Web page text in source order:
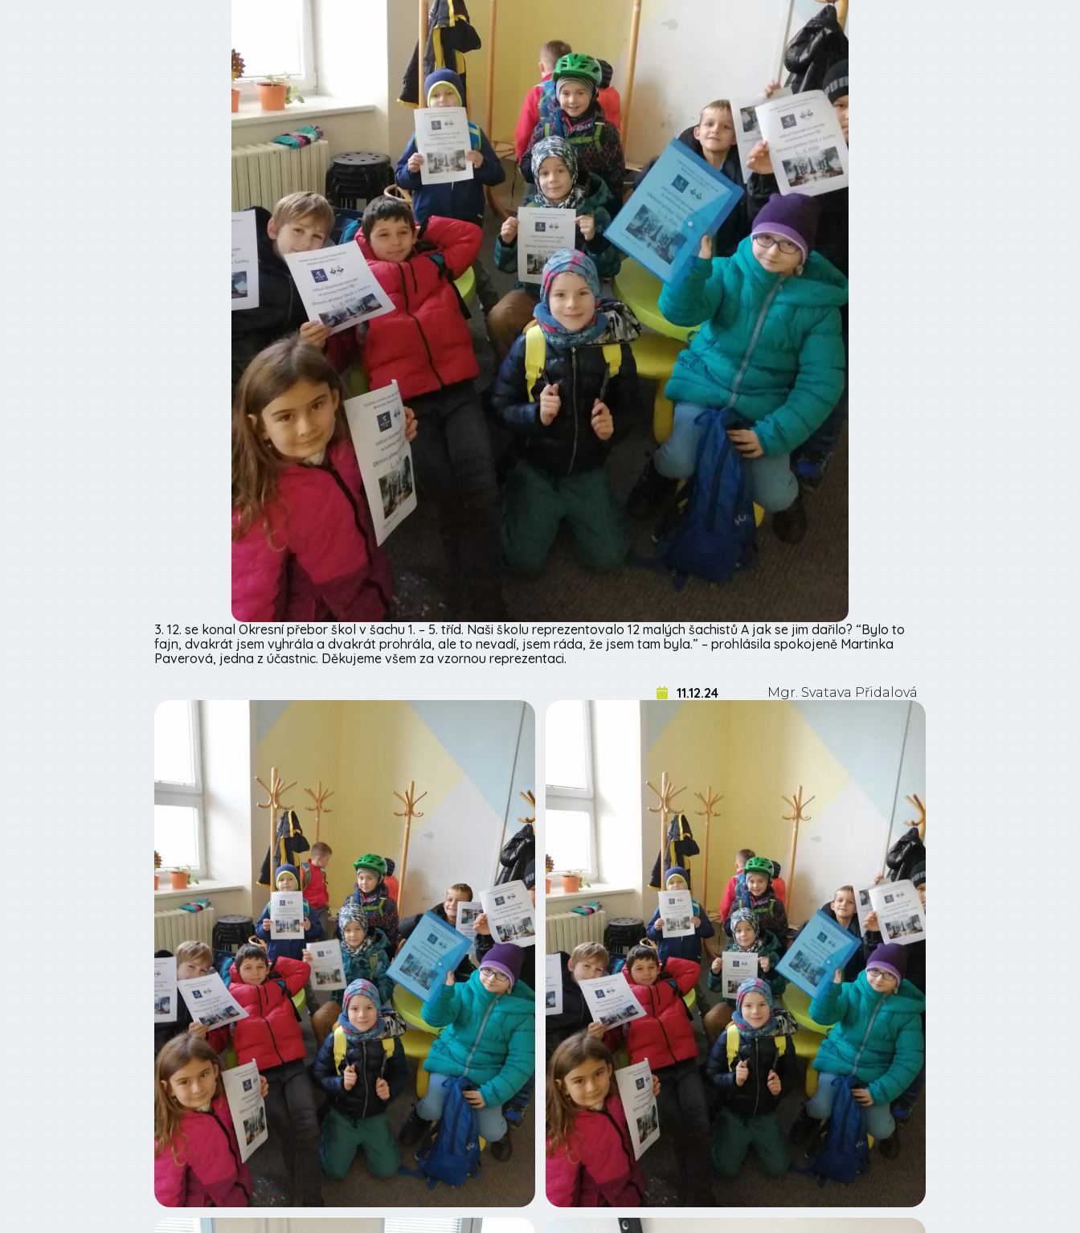
3. 12. se konal Okresní přebor škol v šachu 1. – 5. tříd. Naši školu reprezentovalo 12 malých šachistů A jak se jim dařilo? “Bylo to
fajn, dvakrát jsem vyhrála a dvakrát prohrála, ale to nevadí, jsem ráda, že jsem tam byla.” – prohlásila spokojeně Martinka
Paverová, jedna z účastnic. Děkujeme všem za vzornou reprezentaci.
11.12.24 Mgr. Svatava Přidalová